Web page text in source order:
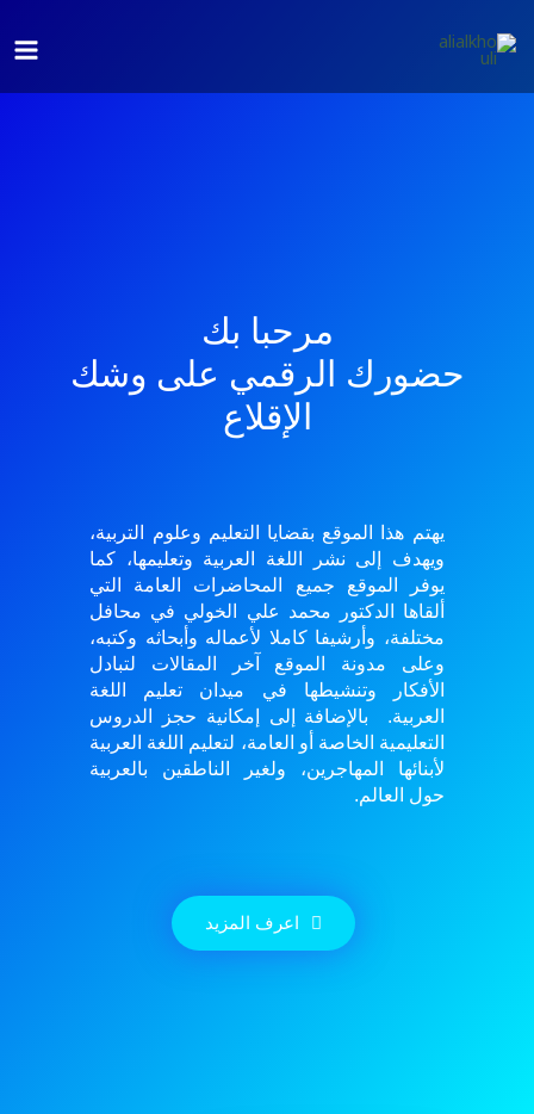
Menu
مرحبا بك
حضورك الرقمي على وشك
الإقلاع
يهتم هذا الموقع بقضايا التعليم وعلوم التربية،
ويهدف إلى نشر اللغة العربية وتعليمها، كما
يوفر الموقع جميع المحاضرات العامة التي
ألقاها الدكتور محمد علي الخولي في محافل
مختلفة، وأرشيفا كاملا لأعماله وأبحاثه وكتبه،
وعلى مدونة الموقع آخر المقالات لتبادل
الأفكار وتنشيطها في ميدان تعليم اللغة
العربية. بالإضافة إلى إمكانية حجز الدروس
التعليمية الخاصة أو العامة، لتعليم اللغة العربية
لأبنائها المهاجرين، ولغير الناطقين بالعربية
حول العالم.
اعرف المزيد